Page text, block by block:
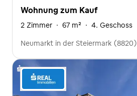
Wohnung zum Kauf
2 Zimmer · 67 m² · 4. Geschoss
Neumarkt in der Steiermark (8820)